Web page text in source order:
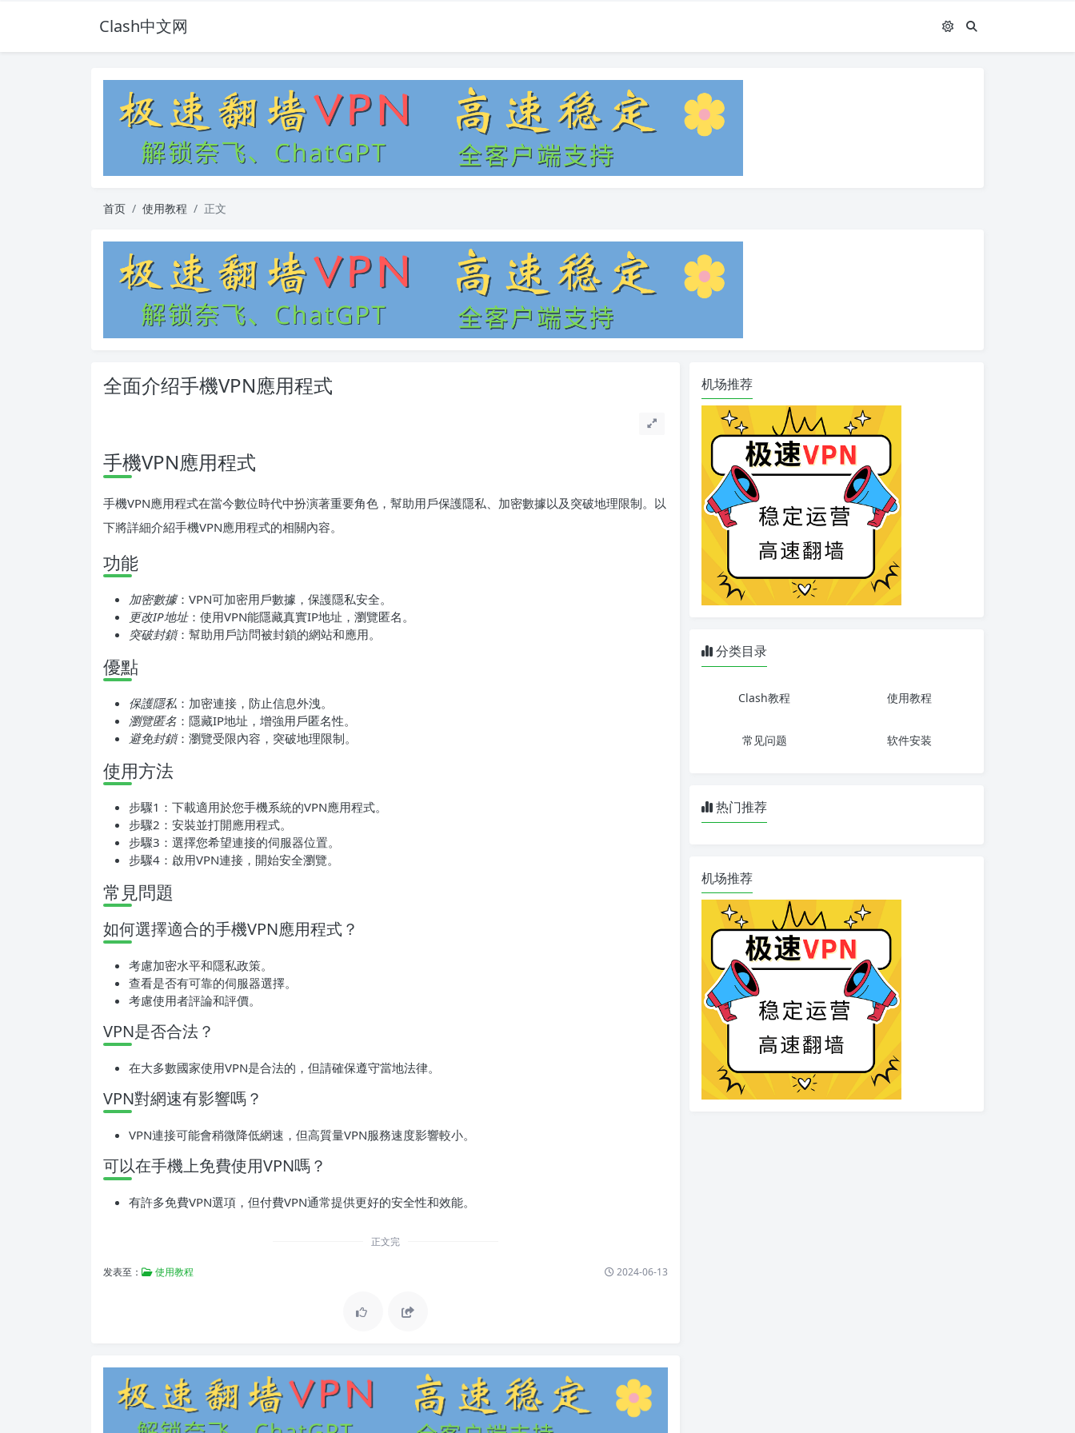
Clash中文网
首页 使用教程 正文
全面介绍手機VPN應用程式
手機VPN應用程式
手機VPN應用程式在當今數位時代中扮演著重要角色，幫助用戶保護隱私、加密數據以及突破地理限制。以
下將詳細介紹手機VPN應用程式的相關內容。
功能
加密數據：VPN可加密用戶數據，保護隱私安全。
更改IP地址：使用VPN能隱藏真實IP地址，瀏覽匿名。
突破封鎖：幫助用戶訪問被封鎖的網站和應用。
優點
保護隱私 ：加密連接，防止信息外洩。
瀏覽匿名 ：隱藏IP地址，增強用戶匿名性。
避免封鎖：瀏覽受限內容，突破地理限制。
使用方法
步驟1：下載適用於您手機系統的VPN應用程式。
步驟2：安裝並打開應用程式。
步驟3：選擇您希望連接的伺服器位置。
步驟4：啟用VPN連接，開始安全瀏覽。
常見問題
如何選擇適合的手機VPN應用程式？
考慮加密水平和隱私政策。
查看是否有可靠的伺服器選擇。
考慮使用者評論和評價。
VPN是否合法？
在大多數國家使用VPN是合法的，但請確保遵守當地法律。
VPN對網速有影響嗎？
VPN連接可能會稍微降低網速，但高質量VPN服務速度影響較小。
可以在手機上免費使用VPN嗎？
有許多免費VPN選項，但付費VPN通常提供更好的安全性和效能。
正文完
发表至： 使用教程 2024-06-13
机场推荐
分类目录
Clash教程 使用教程
常见问题 软件安装
热门推荐
机场推荐